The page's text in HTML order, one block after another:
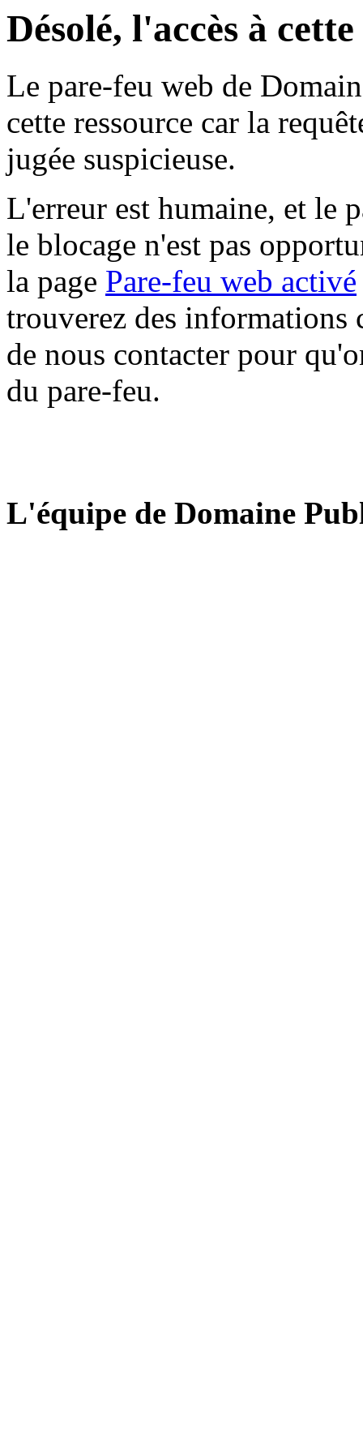
Désolé, l'accès à
Le pare-feu web de
cette ressource car la
jugée suspicieuse.
L'erreur est humaine, et le
le blocage n'est pas
la page Pare-feu web activé
trouverez des informations
de nous contacter pour
du pare-feu.
L'équipe de Domaine